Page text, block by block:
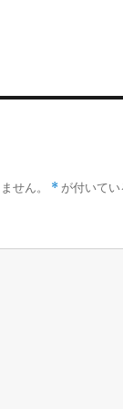
せん。 * が付いて